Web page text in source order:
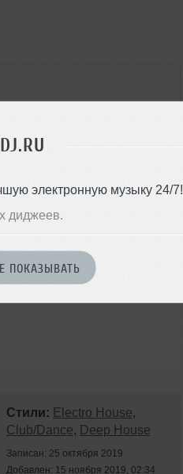
электронную музыку 24/7!
диджеев.
ПОКАЗЫВАТЬ
Стили: Electro House,
Club/Dance, Deep House
Записан: 25 октября 2019
Добавлен: 15 ноября 2019, 02:34